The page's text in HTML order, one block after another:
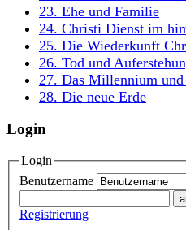
23. Ehe und Familie
24. Christi Dienst im
25. Die Wiederkunft
26. Tod und
27. Das Millennium und
28. Die neue Erde
Login
Login
Benutzername
Registrierung